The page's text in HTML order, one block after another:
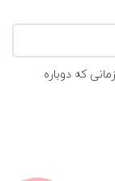
که دوباره